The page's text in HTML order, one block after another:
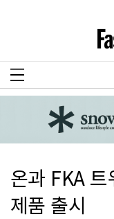
온과 FKA
제품 출시